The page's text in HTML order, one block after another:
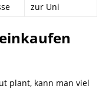
zur Uni
plant, kann man viel